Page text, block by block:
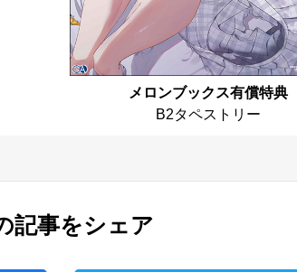
メロンブックス有償特典
B2タペストリー
記事をシェア